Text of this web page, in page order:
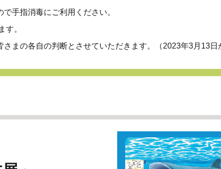
で手指消毒にご利用ください。
す。
まの各自の判断とさせていただきます。（2023年3月13日